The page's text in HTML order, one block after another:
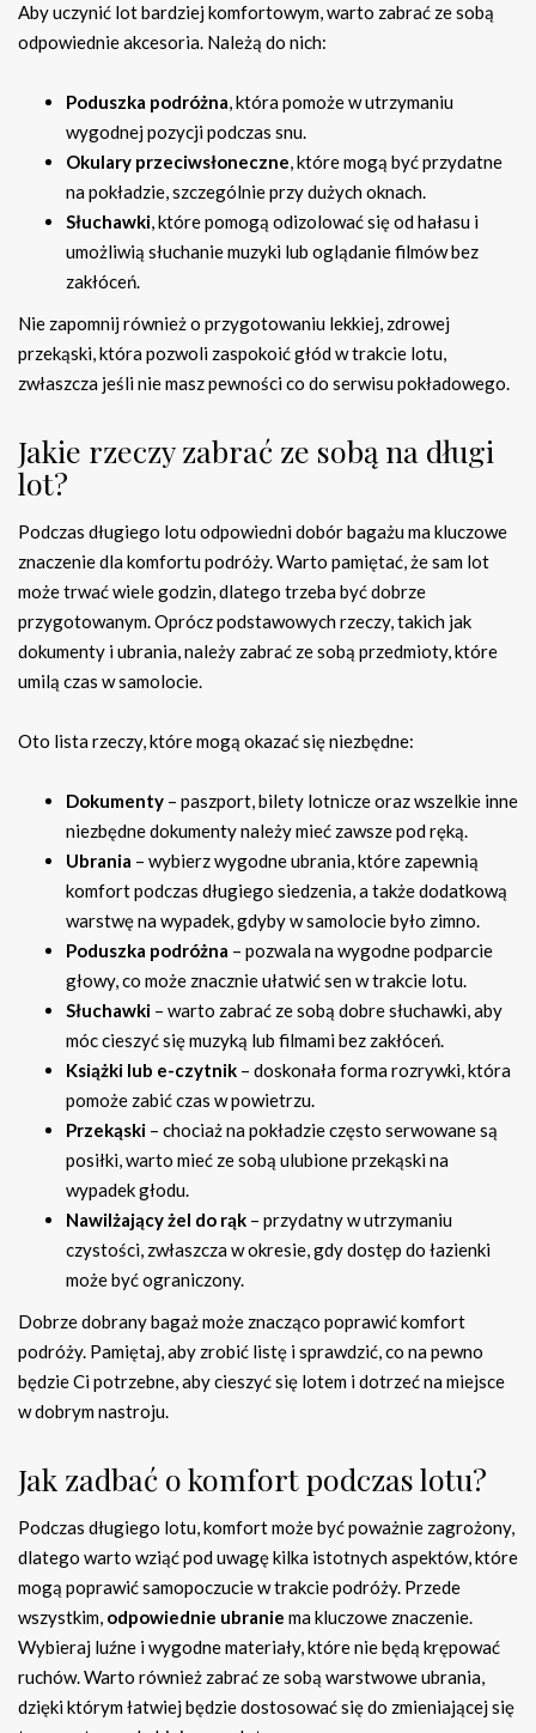
Aby uczynić lot bardziej komfortowym, warto zabrać ze sobą
odpowiednie akcesoria. Należą do nich:
Poduszka podróżna, która pomoże w utrzymaniu
wygodnej pozycji podczas snu.
Okulary przeciwsłoneczne, które mogą być przydatne
na pokładzie, szczególnie przy dużych oknach.
Słuchawki, które pomogą odizolować się od hałasu i
umożliwią słuchanie muzyki lub oglądanie filmów bez
zakłóceń.
Nie zapomnij również o przygotowaniu lekkiej, zdrowej
przekąski, która pozwoli zaspokoić głód w trakcie lotu,
zwłaszcza jeśli nie masz pewności co do serwisu pokładowego.
Jakie rzeczy zabrać ze sobą na długi
lot?
Podczas długiego lotu odpowiedni dobór bagażu ma kluczowe
znaczenie dla komfortu podróży. Warto pamiętać, że sam lot
może trwać wiele godzin, dlatego trzeba być dobrze
przygotowanym. Oprócz podstawowych rzeczy, takich jak
dokumenty i ubrania, należy zabrać ze sobą przedmioty, które
umilą czas w samolocie.
Oto lista rzeczy, które mogą okazać się niezbędne:
Dokumenty – paszport, bilety lotnicze oraz wszelkie inne
niezbędne dokumenty należy mieć zawsze pod ręką.
Ubrania – wybierz wygodne ubrania, które zapewnią
komfort podczas długiego siedzenia, a także dodatkową
warstwę na wypadek, gdyby w samolocie było zimno.
Poduszka podróżna – pozwala na wygodne podparcie
głowy, co może znacznie ułatwić sen w trakcie lotu.
Słuchawki – warto zabrać ze sobą dobre słuchawki, aby
móc cieszyć się muzyką lub filmami bez zakłóceń.
Książki lub e-czytnik – doskonała forma rozrywki, która
pomoże zabić czas w powietrzu.
Przekąski – chociaż na pokładzie często serwowane są
posiłki, warto mieć ze sobą ulubione przekąski na
wypadek głodu.
Nawilżający żel do rąk – przydatny w utrzymaniu
czystości, zwłaszcza w okresie, gdy dostęp do łazienki
może być ograniczony.
Dobrze dobrany bagaż może znacząco poprawić komfort
podróży. Pamiętaj, aby zrobić listę i sprawdzić, co na pewno
będzie Ci potrzebne, aby cieszyć się lotem i dotrzeć na miejsce
w dobrym nastroju.
Jak zadbać o komfort podczas lotu?
Podczas długiego lotu, komfort może być poważnie zagrożony,
dlatego warto wziąć pod uwagę kilka istotnych aspektów, które
mogą poprawić samopoczucie w trakcie podróży. Przede
wszystkim, odpowiednie ubranie ma kluczowe znaczenie.
Wybieraj luźne i wygodne materiały, które nie będą krępować
ruchów. Warto również zabrać ze sobą warstwowe ubrania,
dzięki którym łatwiej będzie dostosować się do zmieniającej się